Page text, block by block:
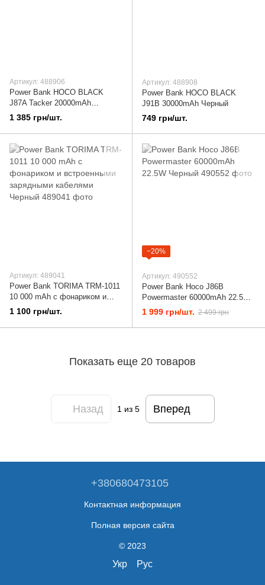
Артикул: 488906
Power Bank НОСО BLACK
J87A Tacker 20000mAh
PD20W+QC3.0 черный
1 385 грн/шт.
Артикул: 488908
Power Bank HOCO BLACK
J91B 30000mAh Черный
749 грн/шт.
Артикул: 489041
Power Bank TORIMA TRM-1011
10 000 mAh с фонариком и
встроенными зарядными
кабелями Черный
1 100 грн/шт.
−20%
Артикул: 490552
Power Bank Hoco J86B
Powermaster 60000mAh 22.5W
Черный
1 999 грн/шт. 2 499 грн
Показать еще 20 товаров
Назад 1из 5 Вперед
+380680473105
Контактная информация
Полная версия сайта
© 2023
Укр Рус